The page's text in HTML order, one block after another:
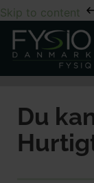
Skip to content
Du